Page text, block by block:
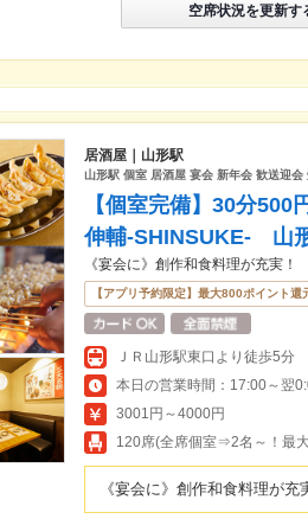
空席状況を更新す
居酒屋｜山形駅
山形駅 個室 居酒屋 宴会 新年会 歓送迎会
【個室完備】30分
伸輔-SHINSUKE- 山
《宴会に》創作和食料理が充実！
【アプリ予約限定】最大800ポイント還
ＪＲ山形駅東口より徒歩5分
本日の営業時間：17:00～翌
3001円～4000円
120席(全席個室⇒2名～！最
《宴会に》創作和食料理が充